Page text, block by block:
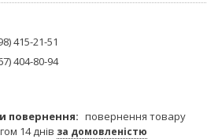
415-21-51
404-80-94
повернення товару
14 днів за домовленістю